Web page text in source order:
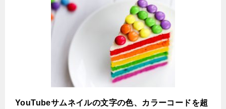
YouTubeサムネイルの文字の色、カラーコードを超